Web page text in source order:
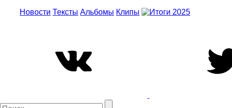
Новости Тексты Альбомы Клипы